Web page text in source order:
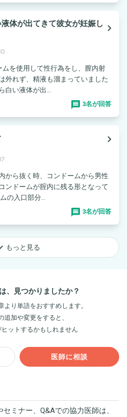
体が出てきて彼女が妊娠し navigate_next
を使用して性行為をし、膣内射
外れず、精液も溜まっていました
い液体が出...
3名が回答
navigate_next
から抜く時、コンドームから男性
ンドームが腟内に残る形となって
の入口部分...
3名が回答
もっと見る
、見つかりましたか？
より単語をおすすめします。
追加や変更をすると、
ットするかもしれません
医師に相談
ミナー、Q&Aでの協力医師は、